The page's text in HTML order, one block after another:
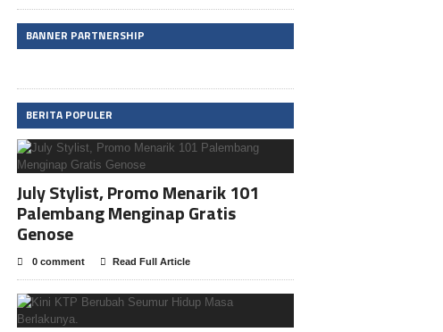
BANNER PARTNERSHIP
BERITA POPULER
July Stylist, Promo Menarik 101
Palembang Menginap Gratis
Genose
0 comment Read Full Article